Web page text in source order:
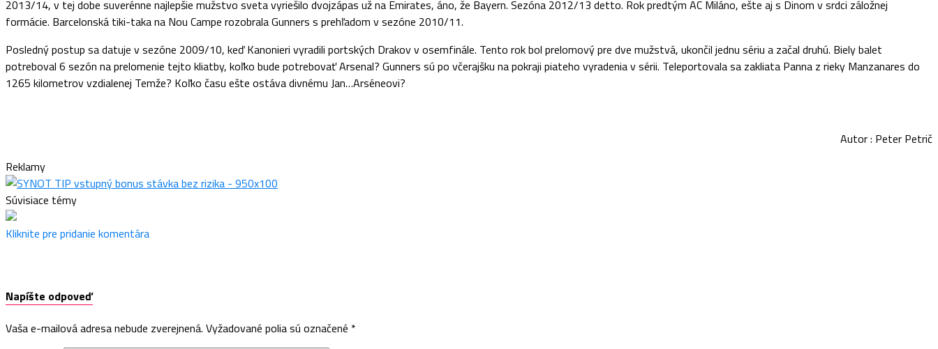
2013/14, v tej dobe suverénne najlepšie mužstvo sveta vyriešilo dvojzápas už na Emirates, áno, že Bayern. Sezóna 2012/13 detto. Rok predtým AC Miláno, ešte aj s Dinom v srdci záložnej
formácie. Barcelonská tiki-taka na Nou Campe rozobrala Gunners s prehľadom v sezóne 2010/11.
Posledný postup sa datuje v sezóne 2009/10, keď Kanonieri vyradili portských Drakov v osemfinále. Tento rok bol prelomový pre dve mužstvá, ukončil jednu sériu a začal druhú. Biely balet
potreboval 6 sezón na prelomenie tejto kliatby, koľko bude potrebovať Arsenal? Gunners sú po včerajšku na pokraji piateho vyradenia v sérii. Teleportovala sa zakliata Panna z rieky Manzanares do
1265 kilometrov vzdialenej Temže? Koľko času ešte ostáva divnému Jan…Arséneovi?
Autor : Peter Petrič
Reklamy
Súvisiace témy
Kliknite pre pridanie komentára
Napíšte odpoveď
Vaša e-mailová adresa nebude zverejnená. Vyžadované polia sú označené *